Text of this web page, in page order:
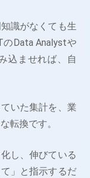
識がなくても生
のData Analystや
込ませれば、自
いた集計を、業
転換です。
し、伸びている
」と指示するだ